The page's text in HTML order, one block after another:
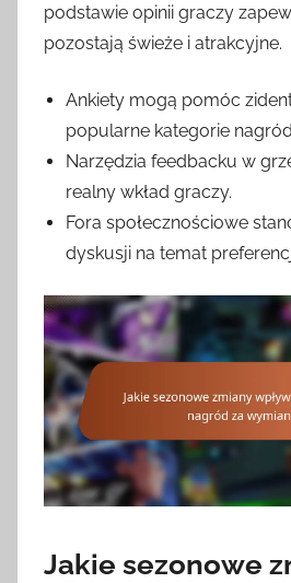
podstawie opinii graczy
pozostają świeże i atrakcyjne.
Ankiety mogą pomóc
popularne kategorie
Narzędzia feedbacku w
realny wkład graczy.
Fora społecznościowe
dyskusji na temat
Jakie sezonowe